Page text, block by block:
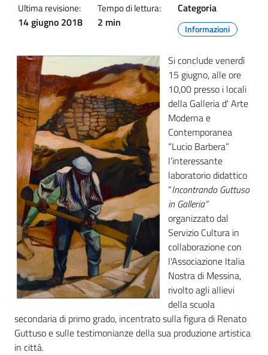
Ultima revisione:
14 giugno 2018
Tempo di lettura:
2 min
Categoria
Informazioni
Si conclude venerdì
15 giugno, alle ore
10,00 presso i locali
della Galleria d' Arte
Moderna e
Contemporanea
“Lucio Barbera”
l’interessante
laboratorio didattico
“Incontrando Guttuso
in Galleria”
organizzato dal
Servizio Cultura in
collaborazione con
l'Associazione Italia
Nostra di Messina,
rivolto agli allievi
della scuola
secondaria di primo grado, incentrato sulla figura di Renato
Guttuso e sulle testimonianze della sua produzione artistica
in città.